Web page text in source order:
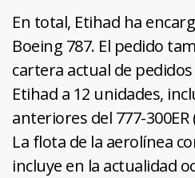
En total, Etihad ha
Boeing 787. El pedido
cartera actual de
Etihad a 12 unidades,
anteriores del 777-
La flota de la aerolínea
incluye en la actualidad